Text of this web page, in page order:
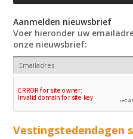
Aanmelden nieuwsbrief
Voer hieronder uw
onze nieuwsbrief:
Vestingstedendagen